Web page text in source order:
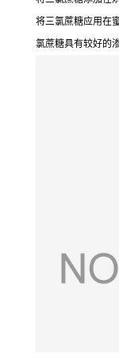
将三氯蔗糖应用在
氯蔗糖具有较好的